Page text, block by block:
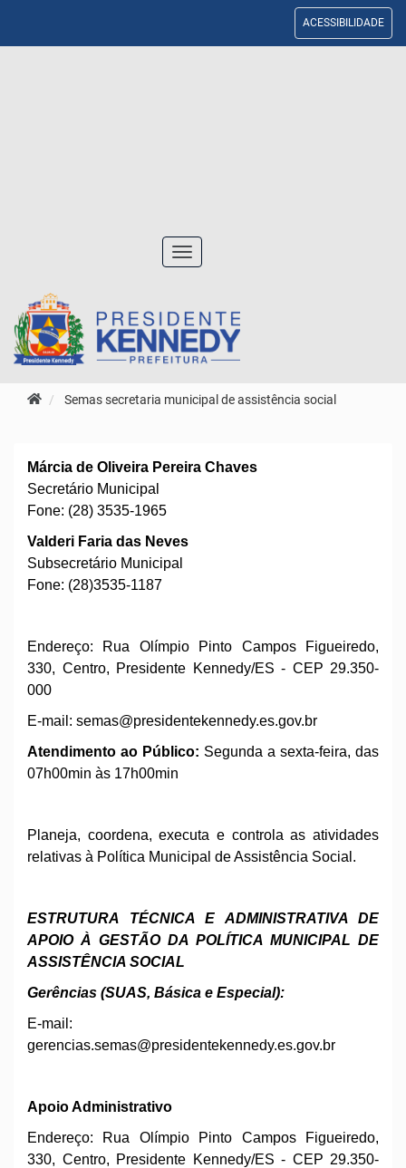
ACESSIBILIDADE
Toggle
navigation
Semas secretaria municipal de assistência social
Márcia de Oliveira Pereira Chaves
Secretário Municipal
Fone: (28) 3535-1965
Valderi Faria das Neves
Subsecretário Municipal
Fone: (28)3535-1187
Endereço: Rua Olímpio Pinto Campos Figueiredo,
330, Centro, Presidente Kennedy/ES - CEP 29.350-
000
E-mail: semas@presidentekennedy.es.gov.br
Atendimento ao Público: Segunda a sexta-feira, das
07h00min às 17h00min
Planeja, coordena, executa e controla as atividades
relativas à Política Municipal de Assistência Social.
ESTRUTURA TÉCNICA E ADMINISTRATIVA DE
APOIO À GESTÃO DA POLÍTICA MUNICIPAL DE
ASSISTÊNCIA SOCIAL
Gerências (SUAS, Básica e Especial):
E-mail:
gerencias.semas@presidentekennedy.es.gov.br
Apoio Administrativo
Endereço: Rua Olímpio Pinto Campos Figueiredo,
330, Centro, Presidente Kennedy/ES - CEP 29.350-